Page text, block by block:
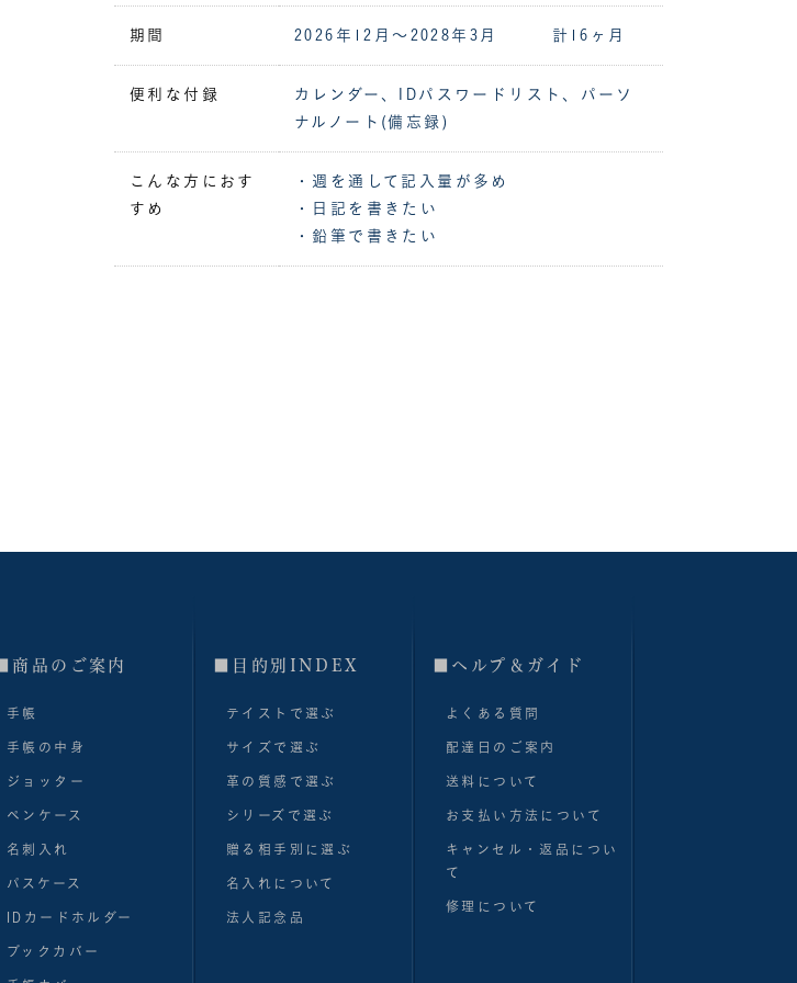
期間 2026年12月～2028年3月 計16ヶ月
便利な付録
カレンダー、IDパスワードリスト、パーソ
ナルノート(備忘録)
こんな方におす
すめ
・週を通して記入量が多め
・日記を書きたい
・鉛筆で書きたい
■商品のご案内
手帳
手帳の中身
ジョッター
ペンケース
名刺入れ
パスケース
IDカードホルダー
ブックカバー
■目的別INDEX
テイストで選ぶ
サイズで選ぶ
革の質感で選ぶ
シリーズで選ぶ
贈る相手別に選ぶ
名入れについて
法人記念品
■へルプ＆ガイド
よくある質問
配達日のご案内
送料について
お支払い方法について
キャンセル・返品につい
て
修理について